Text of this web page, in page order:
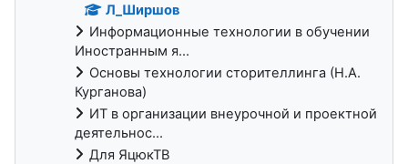
Л_Ширшов
Информационные технологии в обучении
Иностранным я...
Основы технологии сторителлинга (Н.А.
Курганова)
ИТ в организации внеурочной и проектной
деятельнос...
Для ЯцюкТВ